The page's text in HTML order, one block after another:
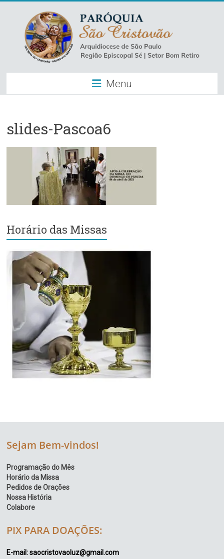
content
Paróquia
São
–
Luz
Arquidiocese
Paulo
Região
Episcopal
Sé
–
Setor
Bom
Menu
slides-Pascoa6
Horário das Missas
Sejam Bem-vindos!
Programação do Mês
Horário da Missa
Pedidos de Orações
Nossa História
Colabore
PIX PARA DOAÇÕES:
E-mail: saocristovaoluz@gmail.com